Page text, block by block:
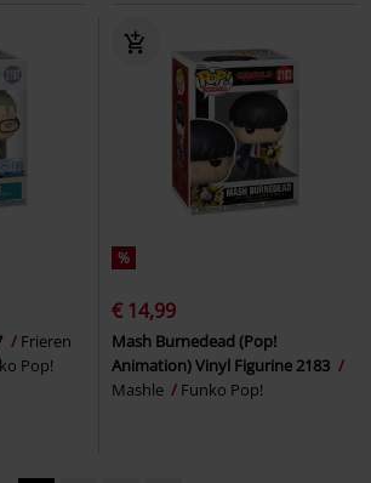
Frieren
Pop!
%
€ 14,99
Mash Burnedead (Pop!
Animation) Vinyl Figurine 2183
Mashle
Funko Pop!